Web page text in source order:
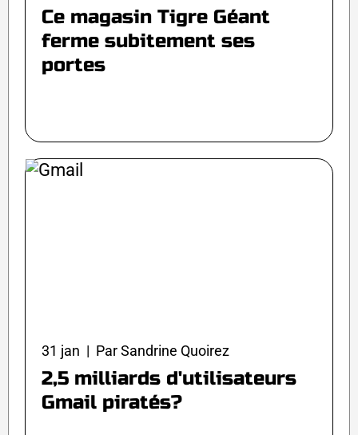
Ce magasin Tigre Géant
ferme subitement ses
portes
31 jan | Par Sandrine Quoirez
2,5 milliards d'utilisateurs
Gmail piratés?